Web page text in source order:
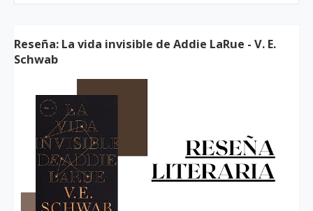
Reseña: La vida invisible de Addie LaRue - V. E.
Schwab